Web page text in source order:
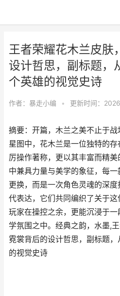
王者荣耀花木兰皮肤
设计哲思，副标题，
个英雄的视觉史诗
作者： 暴走小编 • 更新时间：
摘要：开篇，木兰之美不止于
星图中，花木兰是一位独特的
厉操作著称，更以其丰富而精
中兼具力量与美学的象征，每
更换，而是一次角色灵魂的深
代表达，它们共同编织了关于
玩家在操控之余，更能沉浸于
学氛围之中。经典之韵，水墨,
霓裳背后的设计哲思，副标题
的视觉史诗